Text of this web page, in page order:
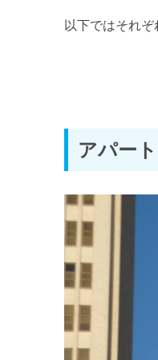
以下ではそれ
アパー